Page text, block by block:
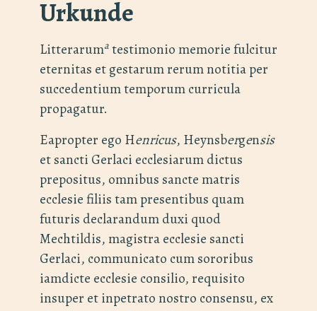
Urkunde
Litteraruma testimonio memorie fulcitur
eternitas et gestarum rerum notitia per
succedentium temporum curricula
propagatur.
Eapropter ego Henricus, Heynsbergensis
et sancti Gerlaci ecclesiarum dictus
prepositus, omnibus sancte matris
ecclesie filiis tam presentibus quam
futuris declarandum duxi quod
Mechtildis, magistra ecclesie sancti
Gerlaci, communicato cum sororibus
iamdicte ecclesie consilio, requisito
insuper et inpetrato nostro consensu, ex